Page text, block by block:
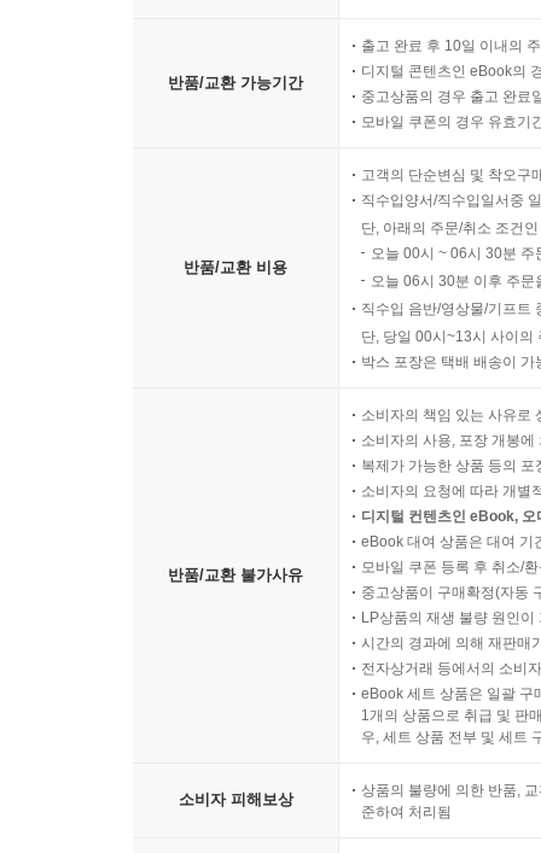
반품/교환 가능기간
출고 완료 후 10일 이내의
디지털 콘텐츠인 eBook의
중고상품의 경우 출고 완료
모바일 쿠폰의 경우 유효기
반품/교환 비용
고객의 단순변심 및 착오구
직수입양서/직수입일서중
단, 아래의 주문/취소 조건
오늘 00시 ~ 06시 30분
오늘 06시 30분 이후 주
직수입 음반/영상물/기프트
단, 당일 00시~13시 사이의
박스 포장은 택배 배송이
반품/교환 불가사유
소비자의 책임 있는 사유로
소비자의 사용, 포장 개봉
복제가 가능한 상품 등의
소비자의 요청에 따라 개별
디지털 컨텐츠인 eBook,
eBook 대여 상품은 대여 기
모바일 쿠폰 등록 후 취소/
중고상품이 구매확정(자동
LP상품의 재생 불량 원인
시간의 경과에 의해 재판매
전자상거래 등에서의 소비
eBook 세트 상품은 일괄 구
1개의 상품으로 취급 및 판
우, 세트 상품 전부 및 세트
소비자 피해보상
상품의 불량에 의한 반품,
준하여 처리됨